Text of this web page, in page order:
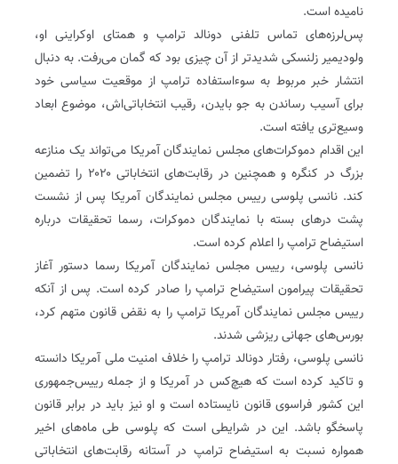
نامیده است.
پس‌لرزه‌های تماس تلفنی دونالد ترامپ و همتای اوکراینی او،
ولودیمیر زلنسکی شدیدتر از آن چیزی بود که گمان می‌رفت. به دنبال
انتشار خبر مربوط به سوءاستفاده ترامپ از موقعیت سیاسی خود
برای آسیب رساندن به جو بایدن، رقیب انتخاباتی‌اش، موضوع ابعاد
وسیع‌تری یافته است.
این اقدام دموکرات‌های مجلس نمایندگان آمریکا می‌تواند یک منازعه
بزرگ در کنگره و همچنین در رقابت‌های انتخاباتی ۲۰۲۰ را تضمین
کند. نانسی پلوسی رییس مجلس نمایندگان آمریکا پس از نشست
پشت درهای بسته با نمایندگان دموکرات، رسما تحقیقات درباره
استیضاح ترامپ را اعلام کرده است.
نانسی پلوسی، رییس مجلس نمایندگان آمریکا رسما دستور آغاز
تحقیقات پیرامون استیضاح ترامپ را صادر کرده است. پس از آنکه
رییس مجلس نمایندگان آمریکا ترامپ را به نقض قانون متهم کرد،
بورس‌های جهانی ریزشی شدند.
نانسی پلوسی، رفتار دونالد ترامپ را خلاف امنیت ملی آمریکا دانسته
و تاکید کرده است که هیچ‌کس در آمریکا و از جمله رییس‌جمهوری
این کشور فراسوی قانون نایستاده است و او نیز باید در برابر قانون
پاسخگو باشد. این در شرایطی است که پلوسی طی ماه‌های اخیر
همواره نسبت به استیضاح ترامپ در آستانه رقابت‌های انتخاباتی